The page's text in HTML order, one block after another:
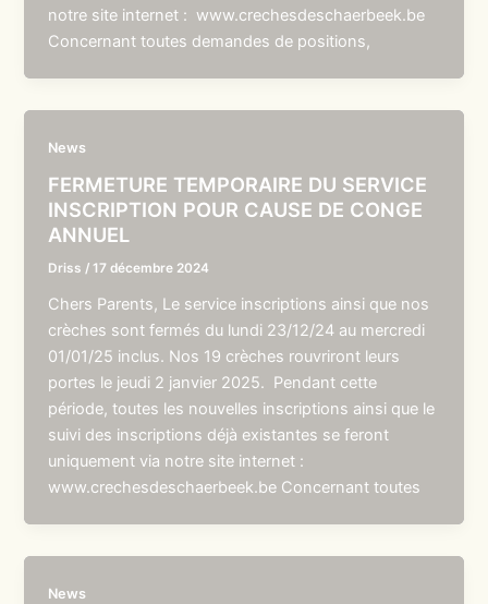
notre site internet : www.crechesdeschaerbeek.be
Concernant toutes demandes de positions,
News
FERMETURE TEMPORAIRE DU SERVICE
INSCRIPTION POUR CAUSE DE CONGE
ANNUEL
Driss /17 décembre 2024
Chers Parents, Le service inscriptions ainsi que nos
crèches sont fermés du lundi 23/12/24 au mercredi
01/01/25 inclus. Nos 19 crèches rouvriront leurs
portes le jeudi 2 janvier 2025. Pendant cette
période, toutes les nouvelles inscriptions ainsi que le
suivi des inscriptions déjà existantes se feront
uniquement via notre site internet :
www.crechesdeschaerbeek.be Concernant toutes
News